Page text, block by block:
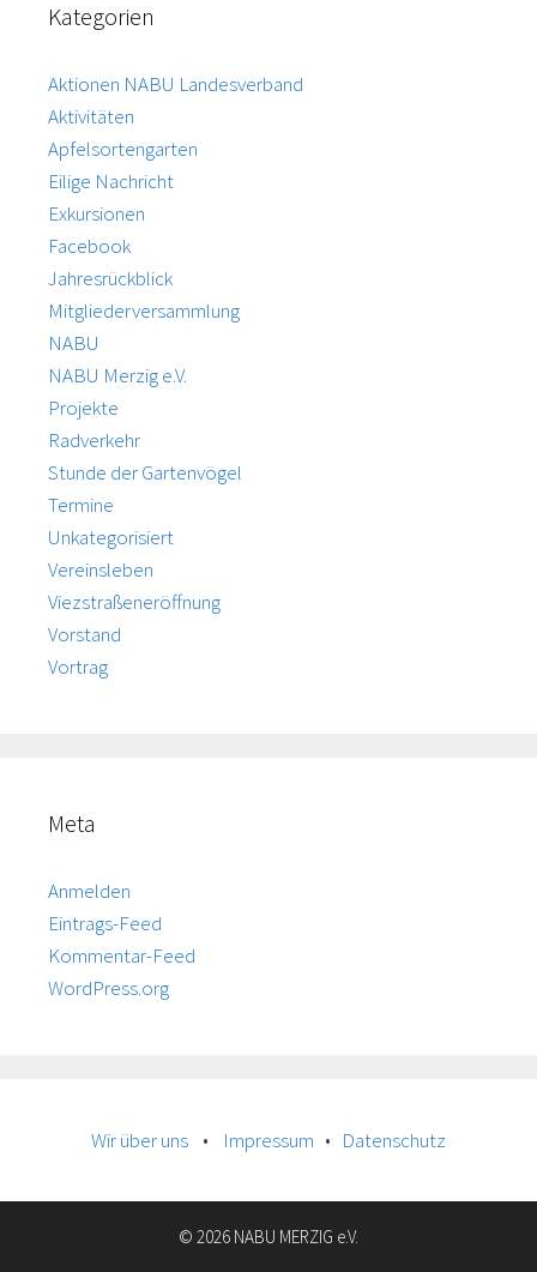
Kategorien
Aktionen NABU Landesverband
Aktivitäten
Apfelsortengarten
Eilige Nachricht
Exkursionen
Facebook
Jahresrückblick
Mitgliederversammlung
NABU
NABU Merzig e.V.
Projekte
Radverkehr
Stunde der Gartenvögel
Termine
Unkategorisiert
Vereinsleben
Viezstraßeneröffnung
Vorstand
Vortrag
Meta
Anmelden
Eintrags-Feed
Kommentar-Feed
WordPress.org
Wir über uns • Impressum • Datenschutz
© 2026 NABU MERZIG e.V.